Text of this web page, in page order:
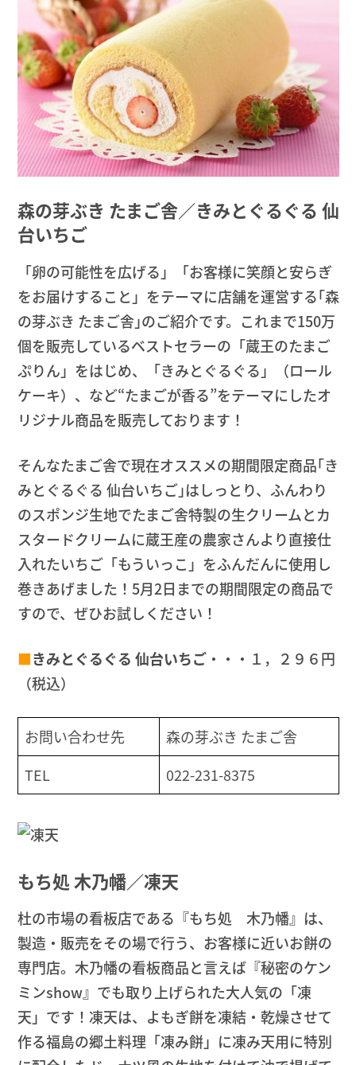
森の芽ぶき たまご舎／きみとぐるぐる 仙
台いちご
「卵の可能性を広げる」「お客様に笑顔と安らぎ
をお届けすること」をテーマに店舗を運営する｢森
の芽ぶき たまご舎｣のご紹介です。これまで150万
個を販売しているベストセラーの「蔵王のたまご
ぷりん」をはじめ、「きみとぐるぐる」（ロール
ケーキ）、など“たまごが香る”をテーマにしたオ
リジナル商品を販売しております！
そんなたまご舎で現在オススメの期間限定商品｢き
みとぐるぐる 仙台いちご｣はしっとり、ふんわり
のスポンジ生地でたまご舎特製の生クリームとカ
スタードクリームに蔵王産の農家さんより直接仕
入れたいちご「もういっこ」をふんだんに使用し
巻きあげました！5月2日までの期間限定の商品で
すので、ぜひお試しください！
■きみとぐるぐる 仙台いちご・・・１，２９６円
（税込）
お問い合わせ先
森の芽ぶき たまご舎
TEL
022-231-8375
もち処 木乃幡／凍天
杜の市場の看板店である『もち処 木乃幡』は、
製造・販売をその場で行う、お客様に近いお餅の
専門店。木乃幡の看板商品と言えば『秘密のケン
ミンshow』でも取り上げられた大人気の「凍
天」です！凍天は、よもぎ餅を凍結・乾燥させて
作る福島の郷土料理「凍み餅」に凍み天用に特別